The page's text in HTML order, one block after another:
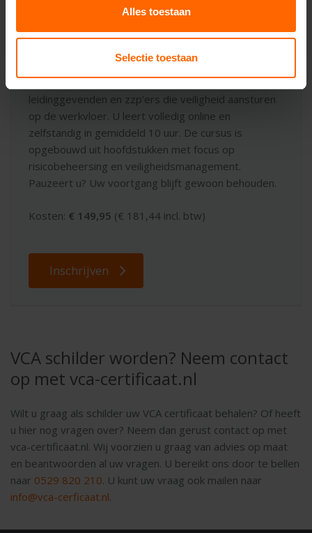
Alles toestaan
Selectie toestaan
Particulieren
DeVCA VOL Cursus onlineis gericht op
leidinggevenden en zzp’ers die veiligheid aansturen
op de werkvloer. U leert volledig online en
zelfstandig in gemiddeld 10 uur. De cursus is
opgebouwd uit hoofdstukken met focus op
risicobeheersing en veiligheidsmanagement.
Pauzeert u? Uw voortgang blijft gewoon behouden.
Kosten: € 149,95 (€ 181,44 incl. btw)
Inschrijven
VCA schilder worden? Neem contact
op met vca-certificaat.nl
Wilt u graag als schilder uw VCA certificaat behalen? Of heeft
u hier nog vragen over? Neem dan gerust contact op met
vca-certificaat.nl. Wij voorzien u graag van advies op maat
en beantwoorden al uw vragen. U bereikt ons door te bellen
naar 0529 820 210. U kunt uw vraag ook mailen naar
info@vca-cerficaat.nl.